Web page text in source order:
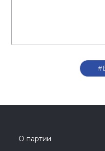
О партии